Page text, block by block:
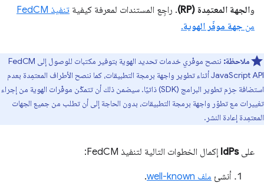
والجهة المعتمِدة (RP) . راجِع المستندات لمعرفة كيفية
تنفيذ FedCM
من جهة موفّر الهوية.
ملاحظة:
ننصح موفّري خدمات تحديد الهوية بتوفير مكتبات للوصول إلى FedCM
JavaScript API أثناء تطوير واجهة برمجة التطبيقات، كما ننصح الأطراف المعتمِدة بعدم
استضافة حِزم تطوير البرامج (SDK) ذاتيًا. سيضمن ذلك أن تتمكّن موفّرات الهوية من إجراء
تغييرات مع تطوّر واجهة برمجة التطبيقات، بدون الحاجة إلى أن تطلب من جميع الجهات
المعتمِدة إعادة النشر.
علىIdPs إكمال الخطوات التالية لتنفيذ FedCM:
أنشئ ملف well-known
.